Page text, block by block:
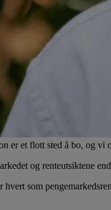
et flott sted å bo, og vi
og renteutsiktene
som